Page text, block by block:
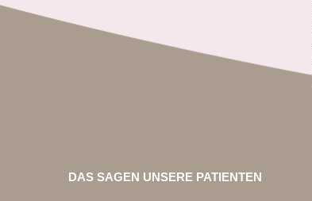
DAS SAGEN UNSERE PATIENTEN